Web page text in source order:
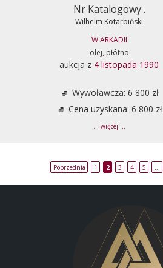
Nr Katalogowy .
Wilhelm Kotarbiński
W ARKADII
olej, płótno
aukcja z 4 listopada 1990
Wywoławcza: 6 800 zł
Cena uzyskana: 6 800 zł
... więcej ...
Poprzednia 1 2 3 4 5